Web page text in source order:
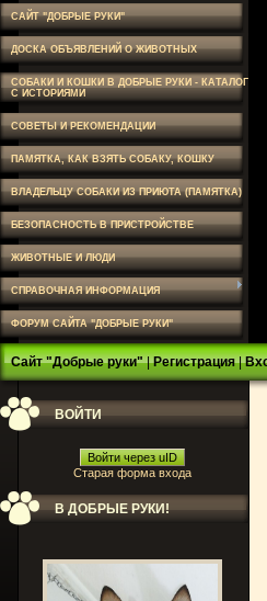
САЙТ "ДОБРЫЕ РУКИ"
ДОСКА ОБЪЯВЛЕНИЙ О ЖИВОТНЫХ
СОБАКИ И КОШКИ В ДОБРЫЕ РУКИ - КАТАЛОГ
С ИСТОРИЯМИ
СОВЕТЫ И РЕКОМЕНДАЦИИ
ПАМЯТКА, КАК ВЗЯТЬ СОБАКУ, КОШКУ
ВЛАДЕЛЬЦУ СОБАКИ ИЗ ПРИЮТА (ПАМЯТКА)
БЕЗОПАСНОСТЬ В ПРИСТРОЙСТВЕ
ЖИВОТНЫЕ И ЛЮДИ
СПРАВОЧНАЯ ИНФОРМАЦИЯ
ФОРУМ САЙТА "ДОБРЫЕ РУКИ"
Сайт "Добрые руки"|Регистрация|
ВОЙТИ
Войти через uID
Старая форма входа
В ДОБРЫЕ РУКИ!